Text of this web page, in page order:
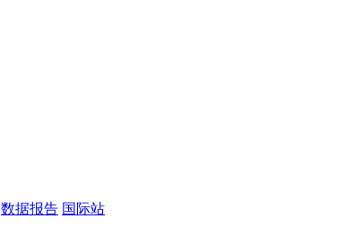
数据报告 国际站